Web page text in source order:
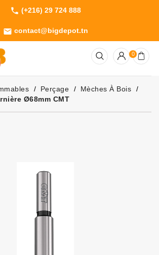
phone (+216) 29 724 888
email contact@bigdepot.tn
0
Perçage
Mèches À Bois
Ø68mm CMT